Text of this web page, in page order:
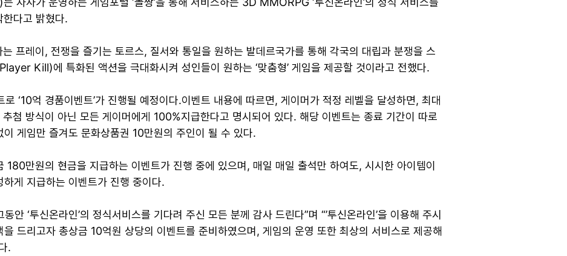
다고 밝혔다.
프레이, 전쟁을 즐기는 토르스, 질서와 통일을 원하는 발데르국가를 통해 각국의 대립과 분쟁을 스
Kill)에 특화된 액션을 극대화시켜 성인들이 원하는 ‘맞춤형’ 게임을 제공할 것이라고 전했다.
로 ‘10억 경품이벤트’가 진행될 예정이다.이벤트 내용에 따르면, 게이머가 적정 레벨을 달성하면, 최대
첨 방식이 아닌 모든 게이머에게 100%지급한다고 명시되어 있다. 해당 이벤트는 종료 기간이 따로
게임만 즐겨도 문화상품권 10만원의 주인이 될 수 있다.
180만원의 현금을 지급하는 이벤트가 진행 중에 있으며, 매일 매일 출석만 하여도, 시시한 아이템이
게 지급하는 이벤트가 진행 중이다.
안 ‘투신온라인’의 정식서비스를 기다려 주신 모든 분께 감사 드린다”며 “’투신온라인’을 이용해 주시
드리고자 총상금 10억원 상당의 이벤트를 준비하였으며, 게임의 운영 또한 최상의 서비스로 제공해
.